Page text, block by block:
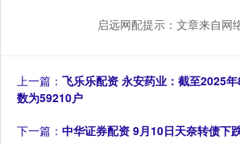
启远网配提示：文章来自网
上一篇： 飞乐乐配资 永安药业：截至2025
数为59210户
下一篇： 中华证券配资 9月10日天奈转债下